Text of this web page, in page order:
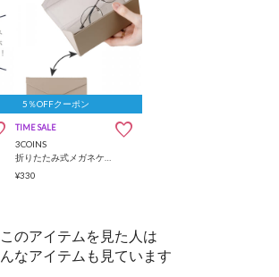
5％OFFクーポン
TIME SALE
3COINS
¥330
このアイテムを見た人は
んなアイテムも見ています